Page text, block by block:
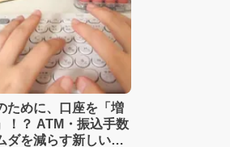
ために、口座を「増
！？ ATM・振込手数
ダを減らす新しい家